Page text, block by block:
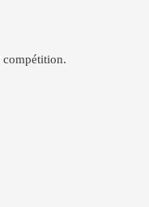
compétition.